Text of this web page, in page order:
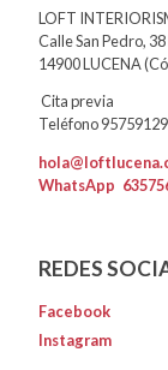
LOFT
Calle San Pedro, 38
14900 LUCENA
Cita previa
Teléfono
WhatsApp
REDES
Facebook
Instagram